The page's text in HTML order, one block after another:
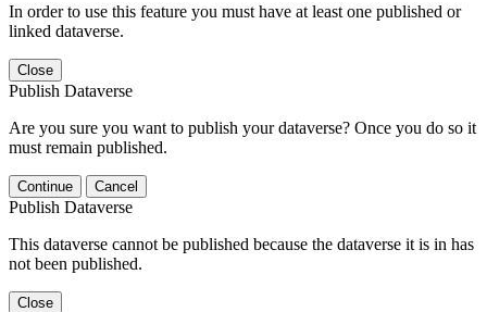
In order to use this feature you must have at least one published or
linked dataverse.
Close
Publish Dataverse
Are you sure you want to publish your dataverse? Once you do so it
must remain published.
Continue Cancel
Publish Dataverse
This dataverse cannot be published because the dataverse it is in has
not been published.
Close